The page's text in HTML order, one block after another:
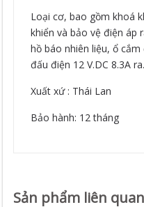
Loại cơ, bao gồm khoá
khiển và bảo vệ điện áp
hồ báo nhiên liệu, ổ
đấu điện 12 V.DC 8.3A ra.
Xuất xứ : Thái Lan
Bảo hành: 12 tháng
Sản phẩm liên quan